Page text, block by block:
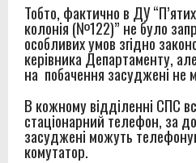
Тобто, фактично в ДУ
колонія (№122)” не було
особливих умов згідно
керівника Департаменту,
на побачення засуджені не
В кожному відділенні СПС
стаціонарний телефон, за
засуджені можуть
комутатор.